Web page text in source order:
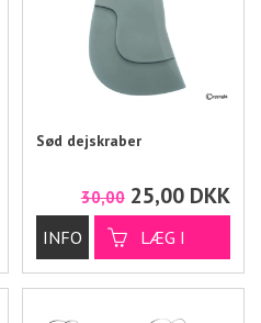
Sød dejskraber
30,00 25,00 DKK